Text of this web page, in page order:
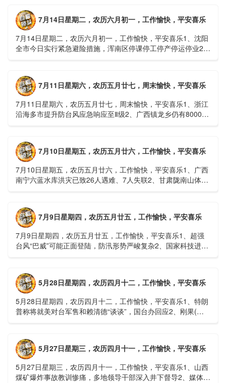
7月14日星期二，农历六月初一，工作愉快，平安喜乐
7月14日星期二，农历六月初一，工作愉快，平安喜乐1、沈阳
全市今日实行紧急避险措施，浑南区停课停工停产停运停业2、
7月11日星期六，农历五月廿七，周末愉快，平安喜乐
7月11日星期六，农历五月廿七，周末愉快，平安喜乐1、浙江
沿海多市提升防台风应急响应至Ⅱ级2、广西镇龙乡仍有8000多
7月10日星期五，农历五月廿六，工作愉快，平安喜乐
7月10日星期五，农历五月廿六，工作愉快，平安喜乐1、广西
南宁六蓝水库洪灾已致26人遇难、7人失联2、甘肃陇南山体滑
7月9日星期四，农历五月廿五，工作愉快，平安喜乐
7月9日星期四，农历五月廿五，工作愉快，平安喜乐1、超强
台风“巴威”可能正面登陆，防汛形势严峻复杂2、国家科技进步
5月28日星期四，农历四月十二，工作愉快，平安喜乐
5月28日星期四，农历四月十二，工作愉快，平安喜乐1、特朗
普称将就美对台军售和赖清德“谈谈”，国台办回应2、刚果(金)
5月27日星期三，农历四月十一，工作愉快，平安喜乐
5月27日星期三，农历四月十一，工作愉快，平安喜乐1、山西
煤矿爆炸事故教训惨痛，多地领导干部深入井下督导2、媒体：